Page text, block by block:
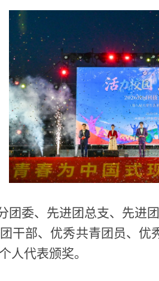
团委、先进团总支、先进
干部、优秀共青团员、优
人代表颁奖。